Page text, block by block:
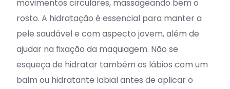
movimentos circulares, massageando bem o
rosto. A hidratação é essencial para manter a
pele saudável e com aspecto jovem, além de
ajudar na fixação da maquiagem. Não se
esqueça de hidratar também os lábios com um
balm ou hidratante labial antes de aplicar o